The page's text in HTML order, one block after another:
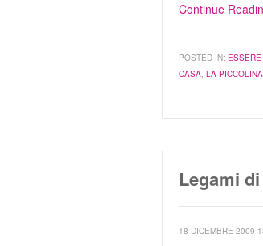
Continue
POSTED IN:
CASA, LA PICCOLINA
Legami
18 DICEMBRE 2009